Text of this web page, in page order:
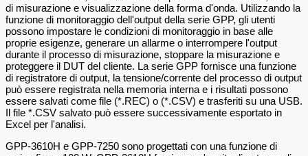
di misurazione e visualizzazione della forma d'onda. Utilizzando la
funzione di monitoraggio dell'output della serie GPP, gli utenti
possono impostare le condizioni di monitoraggio in base alle
proprie esigenze, generare un allarme o interrompere l'output
durante il processo di misurazione, stoppare la misurazione e
proteggere il DUT del cliente. La serie GPP fornisce una funzione
di registratore di output, la tensione/corrente del processo di output
può essere registrata nella memoria interna e i risultati possono
essere salvati come file (*.REC) o (*.CSV) e trasferiti su una USB.
Il file *.CSV salvato può essere successivamente esportato in
Excel per l'analisi.
GPP-3610H e GPP-7250 sono progettati con una funzione di